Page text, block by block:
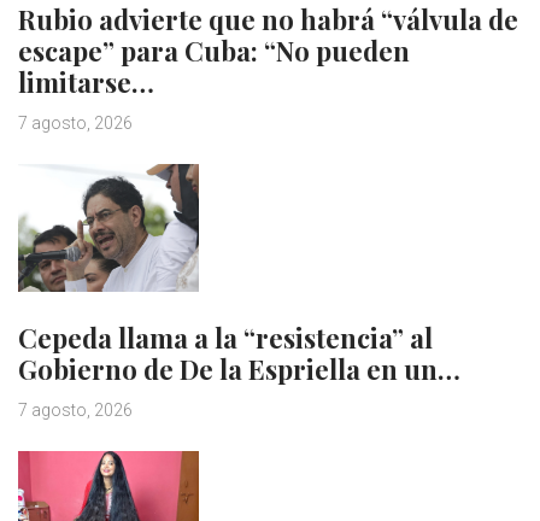
Rubio advierte que no habrá “válvula de
escape” para Cuba: “No pueden
limitarse…
7 agosto, 2026
Cepeda llama a la “resistencia” al
Gobierno de De la Espriella en un…
7 agosto, 2026